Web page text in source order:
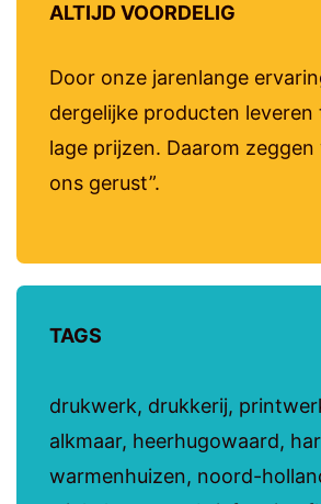
ALTIJD VOORDELIG
Door onze jarenlange
dergelijke producten leveren
lage prijzen. Daarom zeggen
ons gerust”.
TAGS
drukwerk, drukkerij,
alkmaar, heerhugowaard,
warmenhuizen, noord-